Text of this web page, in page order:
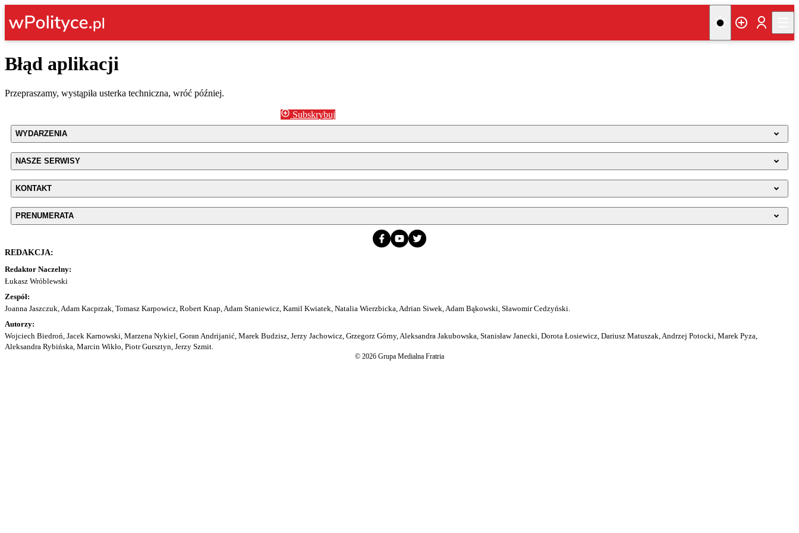
Błąd aplikacji
Przepraszamy, wystąpiła usterka techniczna, wróć później.
Subskrybuj
WYDARZENIA
NASZE SERWISY
KONTAKT
PRENUMERATA
REDAKCJA:
Redaktor Naczelny:
Łukasz Wróblewski
Zespół:
Joanna Jaszczuk, Adam Kacprzak, Tomasz Karpowicz, Robert Knap, Adam Staniewicz, Kamil Kwiatek, Natalia Wierzbicka, Adrian Siwek, Adam Bąkowski, Sławomir Cedzyński.
Autorzy:
Wojciech Biedroń, Jacek Karnowski, Marzena Nykiel, Goran Andrijanić, Marek Budzisz, Jerzy Jachowicz, Grzegorz Górny, Aleksandra Jakubowska, Stanisław Janecki, Dorota Łosiewicz, Dariusz Matuszak, Andrzej Potocki, Marek Pyza,
Aleksandra Rybińska, Marcin Wikło, Piotr Gursztyn, Jerzy Szmit.
© 2026 Grupa Medialna Fratria